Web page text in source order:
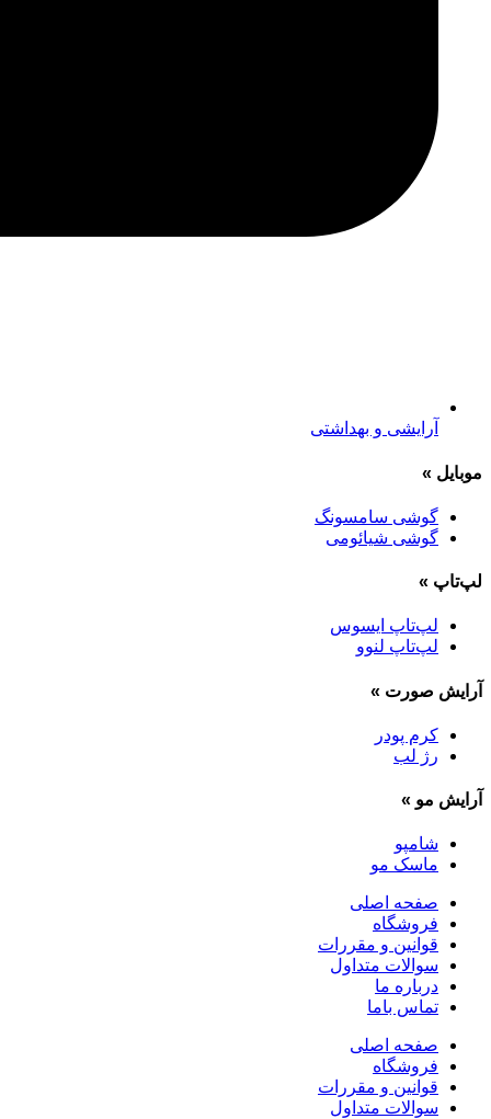
آرایشی و بهداشتی
موبایل »
گوشی سامسونگ
گوشی شیائومی
لپ‌تاپ »
لپ‌تاپ ایسوس
لپ‌تاپ لنوو
آرایش صورت »
کرم پودر
رژ لب
آرایش مو »
شامپو
ماسک مو
صفحه اصلی
فروشگاه
قوانین و مقررات
سوالات متداول
درباره ما
تماس باما
صفحه اصلی
فروشگاه
قوانین و مقررات
سوالات متداول